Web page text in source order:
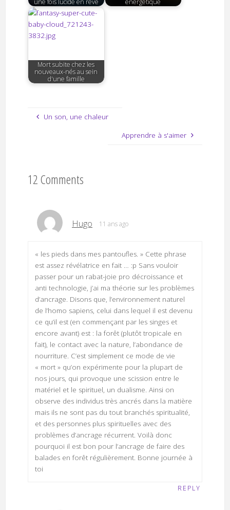
Mort subite chez les
nouveaux-nés au sein
d'une famille
Un son, une chaleur
Apprendre à s'aimer
12 Comments
Hugo 11 ans ago
« les pieds dans mes pantoufles. » Cette phrase
est assez révélatrice en fait … :p Sans vouloir
passer pour un rabat-joie pro décroissance et
anti technologie, j’ai ma théorie sur les problèmes
d’ancrage. Disons que, l’environnement naturel
de l’homo sapiens, celui dans lequel il est devenu
ce qu’il est (en commençant par les singes et
encore avant) est : la forêt (plutôt tropicale en
fait), le contact avec la nature, l’abondance de
nourriture. C’est simplement ce mode de vie
« mort » qu’on expérimente pour la plupart de
nos jours, qui provoque une scission entre le
matériel et le spirituel, un dualisme. Ainsi on
observe des individus très ancrés dans la matière
mais ils ne sont pas du tout branchés spiritualité,
et des personnes plus spirituelles avec des
problèmes d’ancrage récurrent. Voilà donc
pourquoi il est bon pour l’ancrage de faire des
balades en forêt régulièrement. Bonne journée à
toi
REPLY